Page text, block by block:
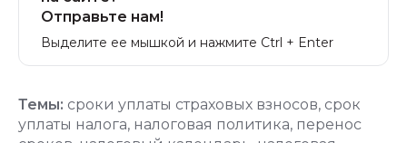
Отправьте нам!
Выделите ее мышкой и нажмите Ctrl + Enter
Темы: сроки уплаты страховых взносов, срок
уплаты налога, налоговая политика, перенос